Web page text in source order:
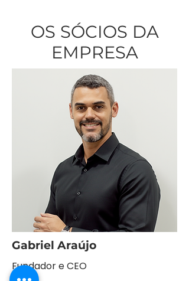
OS SÓCIOS DA
EMPRESA
Gabriel Araújo
Fundador e CEO